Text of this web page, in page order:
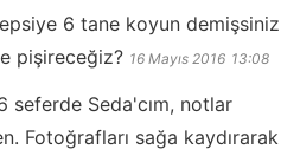
6 tane koyun demişsiniz
pişireceğiz? 16 Mayıs 2016 13:08
seferde Seda'cım, notlar
Fotoğrafları sağa kaydırarak